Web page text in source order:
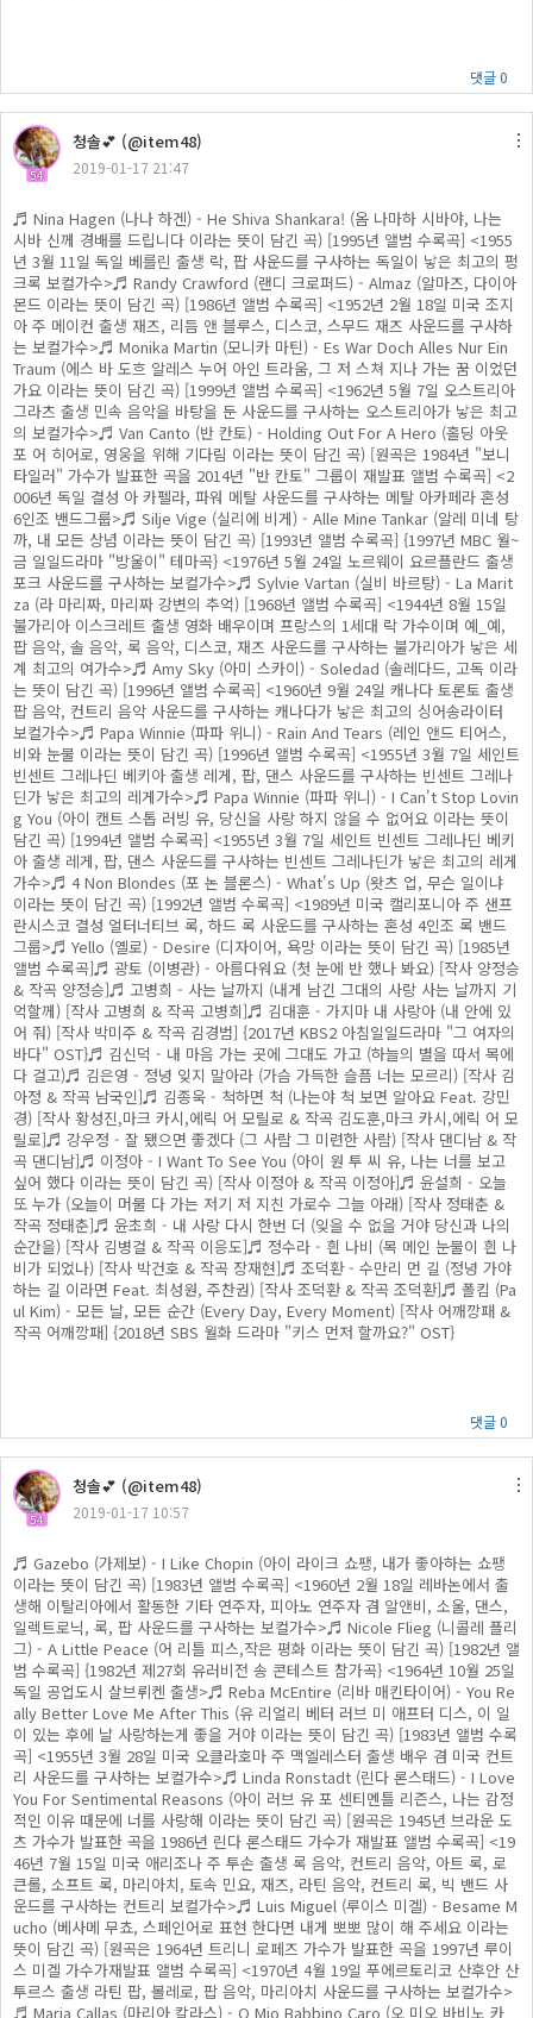
댓글 0
54
청솔💕 (@item48)
2019-01-17 21:47
♬ Nina Hagen (나나 하겐) - He Shiva Shankara! (옴 나마하 시바야, 나는
시바 신께 경배를 드립니다 이라는 뜻이 담긴 곡) [1995년 앨범 수록곡] <1955
년 3월 11일 독일 베를린 출생 락, 팝 사운드를 구사하는 독일이 낳은 최고의 펑
크록 보컬가수>♬ Randy Crawford (랜디 크로퍼드) - Almaz (알마즈, 다이아
몬드 이라는 뜻이 담긴 곡) [1986년 앨범 수록곡] <1952년 2월 18일 미국 조지
아 주 메이컨 출생 재즈, 리듬 앤 블루스, 디스코, 스무드 재즈 사운드를 구사하
는 보컬가수>♬ Monika Martin (모니카 마틴) - Es War Doch Alles Nur Ein
Traum (에스 바 도흐 알레스 누어 아인 트라움, 그 저 스쳐 지나 가는 꿈 이었던
가요 이라는 뜻이 담긴 곡) [1999년 앨범 수록곡] <1962년 5월 7일 오스트리아
그라츠 출생 민속 음악을 바탕을 둔 사운드를 구사하는 오스트리아가 낳은 최고
의 보컬가수>♬ Van Canto (반 칸토) - Holding Out For A Hero (홀딩 아웃
포 어 히어로, 영웅을 위해 기다림 이라는 뜻이 담긴 곡) [원곡은 1984년 "보니
타일러" 가수가 발표한 곡을 2014년 "반 칸토" 그룹이 재발표 앨범 수록곡] <2
006년 독일 결성 아 카펠라, 파워 메탈 사운드를 구사하는 메탈 아카페라 혼성
6인조 밴드그룹>♬ Silje Vige (실리에 비게) - Alle Mine Tankar (알레 미네 탕
까, 내 모든 상념 이라는 뜻이 담긴 곡) [1993년 앨범 수록곡] {1997년 MBC 월~
금 일일드라마 "방울이" 테마곡} <1976년 5월 24일 노르웨이 요르플란드 출생
포크 사운드를 구사하는 보컬가수>♬ Sylvie Vartan (실비 바르탕) - La Marit
za (라 마리짜, 마리짜 강변의 추억) [1968년 앨범 수록곡] <1944년 8월 15일
불가리아 이스크레트 출생 영화 배우이며 프랑스의 1세대 락 가수이며 예_예,
팝 음악, 솔 음악, 록 음악, 디스코, 재즈 사운드를 구사하는 불가리아가 낳은 세
계 최고의 여가수>♬ Amy Sky (아미 스카이) - Soledad (솔레다드, 고독 이라
는 뜻이 담긴 곡) [1996년 앨범 수록곡] <1960년 9월 24일 캐나다 토론토 출생
팝 음악, 컨트리 음악 사운드를 구사하는 캐나다가 낳은 최고의 싱어송라이터
보컬가수>♬ Papa Winnie (파파 위니) - Rain And Tears (레인 앤드 티어스,
비와 눈물 이라는 뜻이 담긴 곡) [1996년 앨범 수록곡] <1955년 3월 7일 세인트
빈센트 그레나딘 베키아 출생 레게, 팝, 댄스 사운드를 구사하는 빈센트 그레나
딘가 낳은 최고의 레게가수>♬ Papa Winnie (파파 위니) - I Can't Stop Lovin
g You (아이 캔트 스톱 러빙 유, 당신을 사랑 하지 않을 수 없어요 이라는 뜻이
담긴 곡) [1994년 앨범 수록곡] <1955년 3월 7일 세인트 빈센트 그레나딘 베키
아 출생 레게, 팝, 댄스 사운드를 구사하는 빈센트 그레나딘가 낳은 최고의 레게
가수>♬ 4 Non Blondes (포 논 블론스) - What's Up (왓츠 업, 무슨 일이냐
이라는 뜻이 담긴 곡) [1992년 앨범 수록곡] <1989년 미국 캘리포니아 주 샌프
란시스코 결성 얼터너티브 록, 하드 록 사운드를 구사하는 혼성 4인조 록 밴드
그룹>♬ Yello (옐로) - Desire (디자이어, 욕망 이라는 뜻이 담긴 곡) [1985년
앨범 수록곡]♬ 광토 (이병관) - 아름다워요 (첫 눈에 반 했나 봐요) [작사 양정승
& 작곡 양정승]♬ 고병희 - 사는 날까지 (내게 남긴 그대의 사랑 사는 날까지 기
억할께) [작사 고병희 & 작곡 고병희]♬ 김대훈 - 가지마 내 사랑아 (내 안에 있
어 줘) [작사 박미주 & 작곡 김경범] {2017년 KBS2 아침일일드라마 "그 여자의
바다" OST}♬ 김신덕 - 내 마음 가는 곳에 그대도 가고 (하늘의 별을 따서 목에
다 걸고)♬ 김은영 - 정녕 잊지 말아라 (가슴 가득한 슬픔 너는 모르리) [작사 김
아정 & 작곡 남국인]♬ 김종욱 - 척하면 척 (나는야 척 보면 알아요 Feat. 강민
경) [작사 황성진,마크 카시,에릭 어 모릴로 & 작곡 김도훈,마크 카시,에릭 어 모
릴로]♬ 강우정 - 잘 됐으면 좋겠다 (그 사람 그 미련한 사람) [작사 댄디남 & 작
곡 댄디남]♬ 이정아 - I Want To See You (아이 원 투 씨 유, 나는 너를 보고
싶어 했다 이라는 뜻이 담긴 곡) [작사 이정아 & 작곡 이정아]♬ 윤설희 - 오늘
또 누가 (오늘이 머물 다 가는 저기 저 지친 가로수 그늘 아래) [작사 정태춘 &
작곡 정태춘]♬ 윤초희 - 내 사랑 다시 한번 더 (잊을 수 없을 거야 당신과 나의
순간을) [작사 김병걸 & 작곡 이응도]♬ 정수라 - 흰 나비 (목 메인 눈물이 흰 나
비가 되었나) [작사 박건호 & 작곡 장재현]♬ 조덕환 - 수만리 먼 길 (정녕 가야
하는 길 이라면 Feat. 최성원, 주찬권) [작사 조덕환 & 작곡 조덕환]♬ 폴킴 (Pa
ul Kim) - 모든 날, 모든 순간 (Every Day, Every Moment) [작사 어깨깡패 &
작곡 어깨깡패] {2018년 SBS 월화 드라마 "키스 먼저 할까요?" OST}
댓글 0
54
청솔💕 (@item48)
2019-01-17 10:57
♬ Gazebo (가제보) - I Like Chopin (아이 라이크 쇼팽, 내가 좋아하는 쇼팽
이라는 뜻이 담긴 곡) [1983년 앨범 수록곡] <1960년 2월 18일 레바논에서 출
생해 이탈리아에서 활동한 기타 연주자, 피아노 연주자 겸 알앤비, 소울, 댄스,
일렉트로닉, 록, 팝 사운드를 구사하는 보컬가수>♬ Nicole Flieg (니콜레 플리
그) - A Little Peace (어 리틀 피스,작은 평화 이라는 뜻이 담긴 곡) [1982년 앨
범 수록곡] {1982년 제27회 유러비전 송 콘테스트 참가곡} <1964년 10월 25일
독일 공업도시 살브뤼켄 출생>♬ Reba McEntire (리바 매킨타이어) - You Re
ally Better Love Me After This (유 리얼리 베터 러브 미 애프터 디스, 이 일
이 있는 후에 날 사랑하는게 좋을 거야 이라는 뜻이 담긴 곡) [1983년 앨범 수록
곡] <1955년 3월 28일 미국 오클라호마 주 맥엘레스터 출생 배우 겸 미국 컨트
리 사운드를 구사하는 보컬가수>♬ Linda Ronstadt (린다 론스태드) - I Love
You For Sentimental Reasons (아이 러브 유 포 센티멘틀 리즌스, 나는 감정
적인 이유 때문에 너를 사랑해 이라는 뜻이 담긴 곡) [원곡은 1945년 브라운 도
츠 가수가 발표한 곡을 1986년 린다 론스태드 가수가 재발표 앨범 수록곡] <19
46년 7월 15일 미국 애리조나 주 투손 출생 록 음악, 컨트리 음악, 아트 록, 로
큰롤, 소프트 록, 마리아치, 토속 민요, 재즈, 라틴 음악, 컨트리 록, 빅 밴드 사
운드를 구사하는 컨트리 보컬가수>♬ Luis Miguel (루이스 미겔) - Besame M
ucho (베사메 무쵸, 스페인어로 표현 한다면 내게 뽀뽀 많이 해 주세요 이라는
뜻이 담긴 곡) [원곡은 1964년 트리니 로페즈 가수가 발표한 곡을 1997년 루이
스 미겔 가수가재발표 앨범 수록곡] <1970년 4월 19일 푸에르토리코 산후안 산
투르스 출생 라틴 팝, 볼레로, 팝 음악, 마리아치 사운드를 구사하는 보컬가수>
♬ Maria Callas (마리아 칼라스) - O Mio Babbino Caro (오 미오 바비노 카